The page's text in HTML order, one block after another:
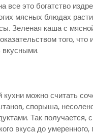
это богатство
мясных блюдах
Зеленая каша с
того,
вкусными.
можно считать
спорыша,
Так получается,
вкуса до